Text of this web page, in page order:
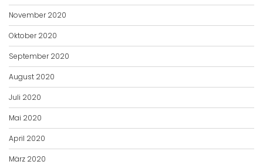
November 2020
Oktober 2020
September 2020
August 2020
Juli 2020
Mai 2020
April 2020
März 2020